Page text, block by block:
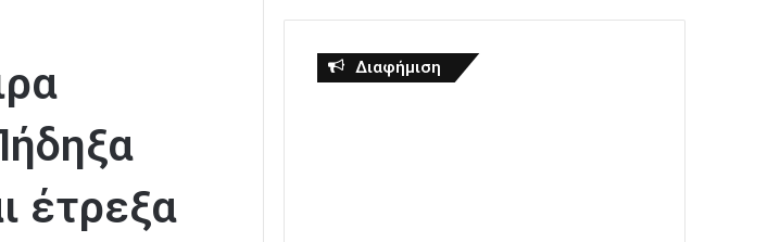
έτρεξα
Διαφήμιση